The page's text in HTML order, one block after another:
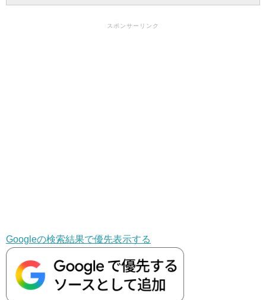
スポンサーリンク
Googleの検索結果で優先表示する